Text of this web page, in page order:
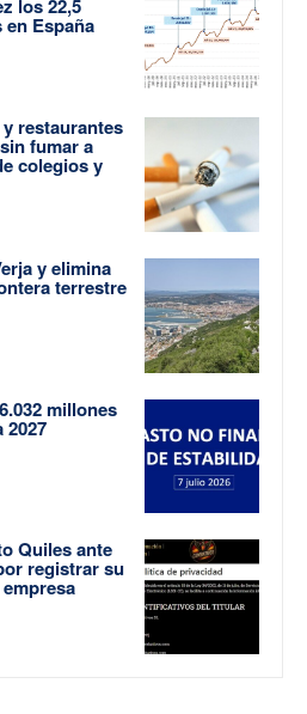
los 22,5
España
restaurantes
fumar a
colegios y
y elimina
terrestre
millones
2027
Quiles ante
registrar su